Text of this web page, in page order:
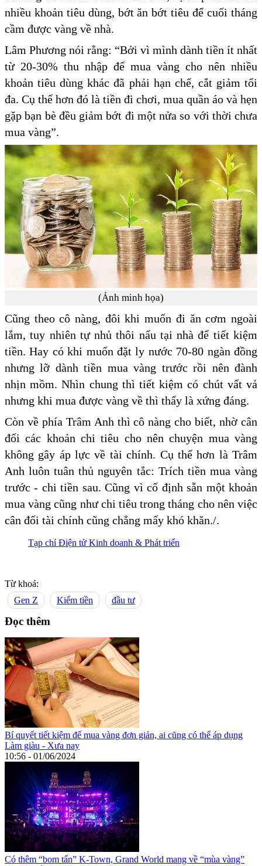
nhiều khoản tiêu dùng, bớt ăn bớt tiêu để cuối tháng
cầm được vàng về nhà.
Lâm Phương nói rằng: “Bởi vì mình dành tiền ít nhất
từ 20-30% thu nhập để mua vàng cho nên nhiều
khoản tiêu dùng khác đã phải hạn chế, cắt giảm tối
đa. Cụ thể hơn đó là tiền đi chơi, mua quần áo và hẹn
gặp bạn bè đều giảm bớt đi một nửa so với thời chưa
mua vàng”.
(Ảnh minh họa)
Cũng theo cô nàng, đôi khi muốn đi ăn cơm ngoài
lắm, tuy nhiên tự nhủ thôi nấu tại nhà để tiết kiệm
tiền. Hay có khi muốn đặt ly nước 70-80 ngàn đồng
nhưng lỡ dành tiền mua vàng trước rồi nên đành
nhịn mồm. Nhìn chung thì tiết kiệm có chút vất vả
nhưng khi mua được vàng về thì thấy là xứng đáng.
Còn về phía Trâm Anh thì cô nàng cho biết, nhờ cân
đối các khoản chi tiêu cho nên chuyện mua vàng
không gây áp lực về tài chính. Cụ thể hơn là Trâm
Anh luôn tuân thủ nguyên tắc: Trích tiền mua vàng
trước - chi tiền sau. Cũng vì cố định sẵn một khoản
mua vàng cũng như chi tiêu trong tháng cho nên việc
cân đối tài chính cũng chẳng mấy khó khăn./.
Tạp chí Điện tử Kinh doanh & Phát triển
Từ khoá:
Gen Z
Kiếm tiền đầu tư
Đọc thêm
Bí quyết tiết kiệm để mua vàng đơn giản, ai cũng có thể áp dụng
Làm giàu - Xưa nay
10:56 - 01/06/2024
Có thêm “bom tấn” K-Town, Grand World mang về “mùa vàng”